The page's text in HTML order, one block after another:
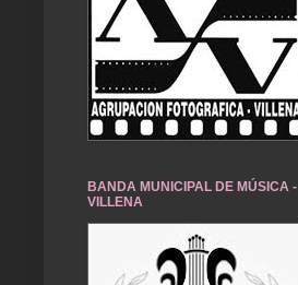
BANDA MUNICIPAL DE MÚSICA -
VILLENA